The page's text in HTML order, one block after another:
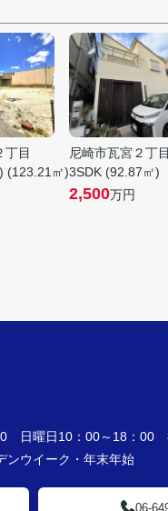
丁目
(123.21㎡)
尼崎市瓦宮２丁目
3SDK (92.87㎡)
2,500万円
日曜日10：00～18：00
ンウイーク・年末年始
06-